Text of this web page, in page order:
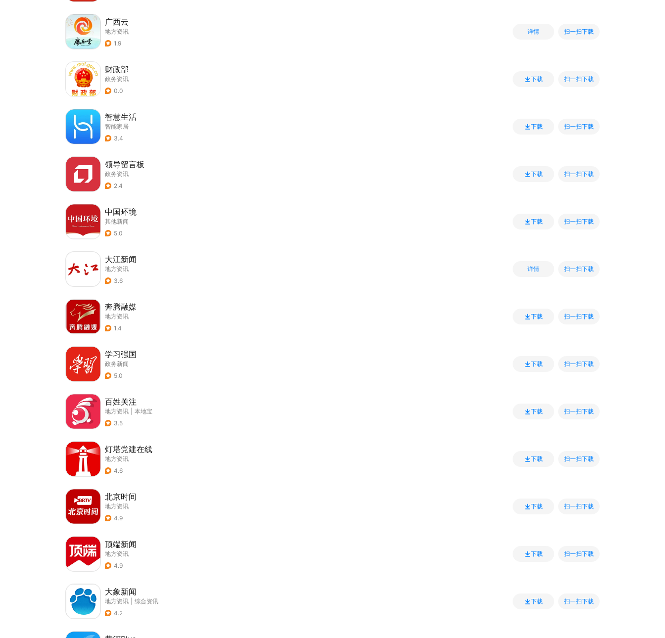
广西云
地方资讯
1.9
详情 扫一扫下载
财政部
政务资讯
0.0
下载 扫一扫下载
智慧生活
智能家居
3.4
下载 扫一扫下载
领导留言板
政务资讯
2.4
下载 扫一扫下载
中国环境
其他新闻
5.0
下载 扫一扫下载
大江新闻
地方资讯
3.6
详情 扫一扫下载
奔腾融媒
地方资讯
1.4
下载 扫一扫下载
学习强国
政务新闻
5.0
下载 扫一扫下载
百姓关注
地方资讯
本地宝
3.5
下载 扫一扫下载
灯塔党建在线
地方资讯
4.6
下载 扫一扫下载
北京时间
地方资讯
4.9
下载 扫一扫下载
顶端新闻
地方资讯
4.9
下载 扫一扫下载
大象新闻
地方资讯
综合资讯
4.2
下载 扫一扫下载